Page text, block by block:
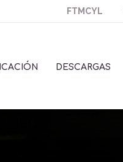
FTMCYL
DESCARGAS